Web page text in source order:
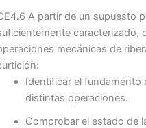
A partir de un supuesto
caracterizado,
mecánicas de
Identificar el fundamento
distintas operaciones.
Comprobar el estado de